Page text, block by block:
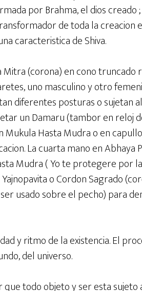
por Brahma, el dios creado
de toda la creacion
caracteristica de Shiva.
Mitra (corona) en cono
uno masculino y otro
diferentes posturas o sujetan
un Damaru (tambor en reloj
Hasta Mudra o en
La cuarta mano en Abhaya
Mudra ( Yo te protegere por
o Cordon Sagrado
usado sobre el pecho) para
y ritmo de la existencia. El
del universo.
todo objeto y ser esta